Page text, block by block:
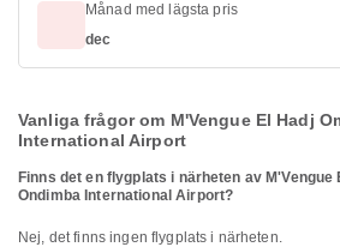
Månad med lägsta pris
dec
Vanliga frågor om M'Vengue El Hadj
International Airport
Finns det en flygplats i närheten av M'Vengue
Ondimba International Airport?
Nej, det finns ingen flygplats i närheten.